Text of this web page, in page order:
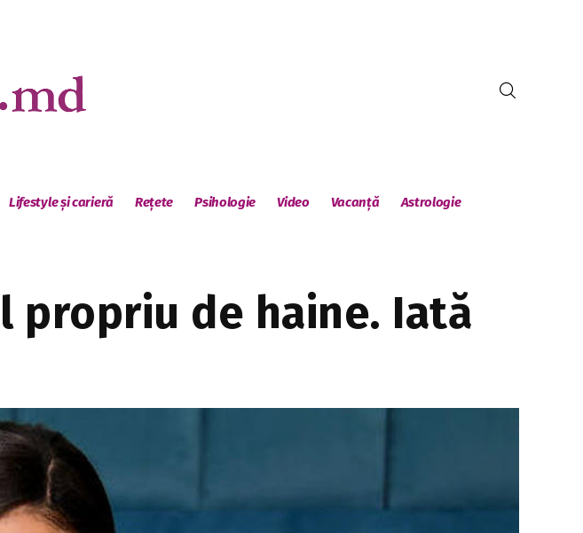
Lifestyle și carieră Rețete Psihologie Video Vacanță Astrologie
propriu de haine. Iată